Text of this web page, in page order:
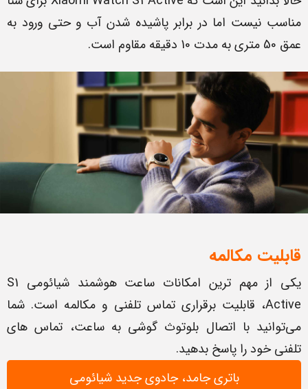
مناسب نیست اما در برابر پاشیده شدن آب و حتی ورود به
عمق 50 متری به مدت 10 دقیقه مقاوم است.
قابلیت مکالمه
یکی از مهم ترین امکانات ساعت هوشمند شیائومی S1
Active، قابلیت برقراری تماس تلفنی و مکالمه است. شما
می‌توانید با اتصال بلوتوث گوشی به ساعت، تماس های
تلفنی خود را پاسخ بدهید.
باتری جامد، جادوی جدید شیائومی